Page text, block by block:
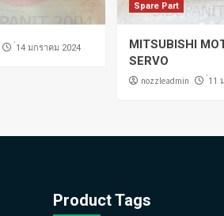
่14 มกราคม 2024
Spare Part
MITSUBISHI
SERVO
nozzleadmin 11
Product Tags